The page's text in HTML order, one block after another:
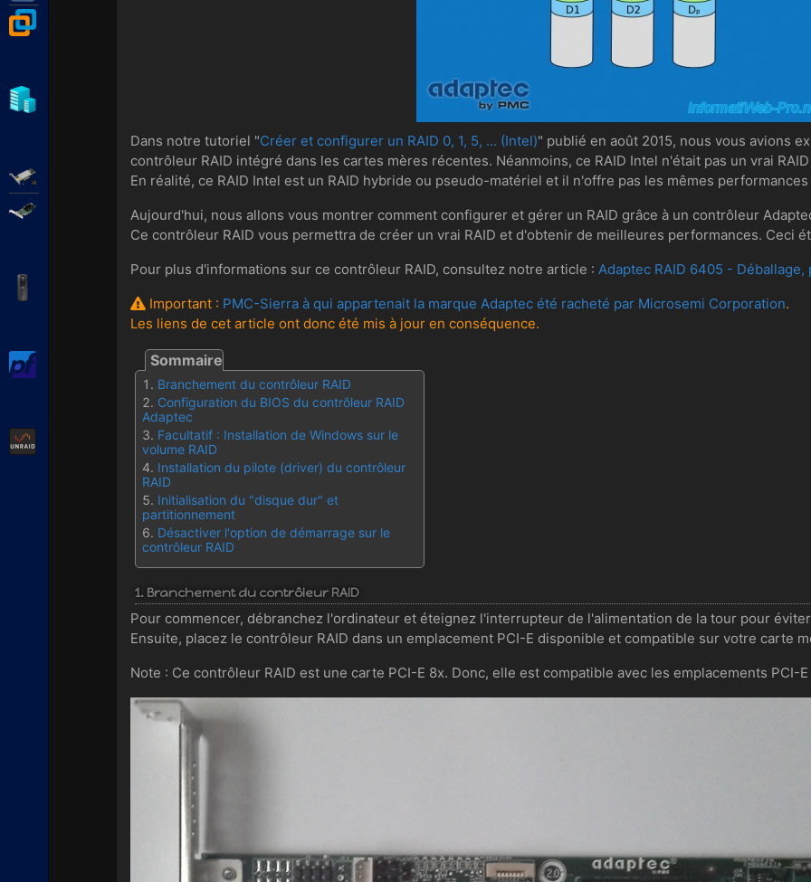
Adaptec SmartRAID
Broadcom MegaRAID
Dans notre tutoriel "Créer et configurer un RAID 0, 1, 5, ... (Intel)" publié en août 2015, nous vous avions
contrôleur RAID intégré dans les cartes mères récentes. Néanmoins, ce RAID Intel n'était pas un vrai
En réalité, ce RAID Intel est un RAID hybride ou pseudo-matériel et il n'offre pas les mêmes performances
Aujourd'hui, nous allons vous montrer comment configurer et gérer un RAID grâce à un contrôleur
Ce contrôleur RAID vous permettra de créer un vrai RAID et d'obtenir de meilleures performances. Ceci
Pour plus d'informations sur ce contrôleur RAID, consultez notre article : Adaptec RAID 6405 -
Important : PMC-Sierra à qui appartenait la marque Adaptec été racheté par Microsemi Corporation.
Les liens de cet article ont donc été mis à jour en conséquence.
Branchement du contrôleur RAID
Configuration du BIOS du contrôleur RAID
Adaptec
Facultatif : Installation de Windows sur le
volume RAID
Installation du pilote (driver) du contrôleur
RAID
Initialisation du "disque dur" et
partitionnement
Désactiver l'option de démarrage sur le
contrôleur RAID
1. Branchement du contrôleur RAID
Pour commencer, débranchez l'ordinateur et éteignez l'interrupteur de l'alimentation de la tour pour
Ensuite, placez le contrôleur RAID dans un emplacement PCI-E disponible et compatible sur votre carte
Note : Ce contrôleur RAID est une carte PCI-E 8x. Donc, elle est compatible avec les emplacements PCI-E